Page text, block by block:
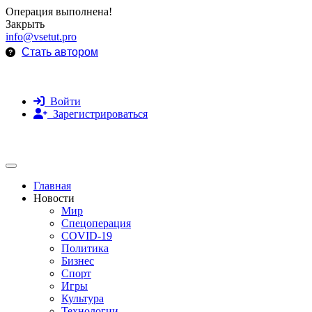
Операция выполнена!
Закрыть
info@vsetut.pro
Стать автором
Войти
Зарегистрироваться
Toggle navigation
Главная
Новости
Мир
Спецоперация
COVID-19
Политика
Бизнес
Спорт
Игры
Культура